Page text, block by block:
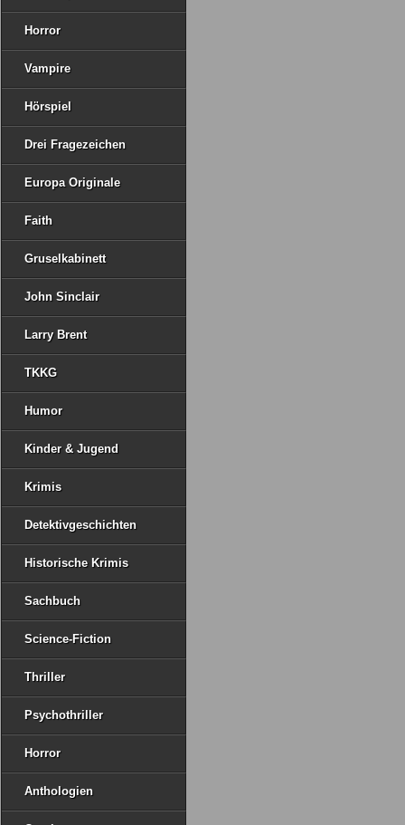
Horror
Vampire
Hörspiel
Drei Fragezeichen
Europa Originale
Faith
Gruselkabinett
John Sinclair
Larry Brent
TKKG
Humor
Kinder & Jugend
Krimis
Detektivgeschichten
Historische Krimis
Sachbuch
Science-Fiction
Thriller
Psychothriller
Horror
Anthologien